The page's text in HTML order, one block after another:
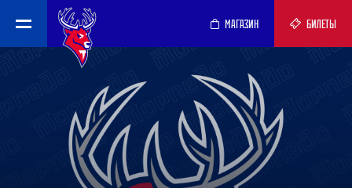
МАГАЗИН БИЛЕТЫ